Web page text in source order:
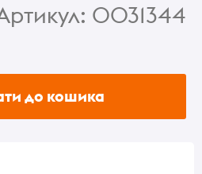
0031344
до кошика